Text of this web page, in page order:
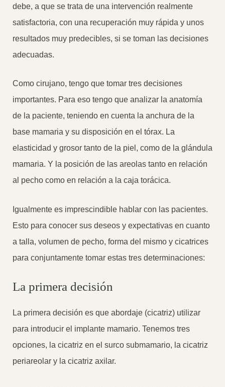
debe, a que se trata de una intervención realmente
satisfactoria, con una recuperación muy rápida y unos
resultados muy predecibles, si se toman las decisiones
adecuadas.
Como cirujano, tengo que tomar tres decisiones
importantes. Para eso tengo que analizar la anatomía
de la paciente, teniendo en cuenta la anchura de la
base mamaria y su disposición en el tórax. La
elasticidad y grosor tanto de la piel, como de la glándula
mamaria. Y la posición de las areolas tanto en relación
al pecho como en relación a la caja torácica.
Igualmente es imprescindible hablar con las pacientes.
Esto para conocer sus deseos y expectativas en cuanto
a talla, volumen de pecho, forma del mismo y cicatrices
para conjuntamente tomar estas tres determinaciones:
La primera decisión
La primera decisión es que abordaje (cicatriz) utilizar
para introducir el implante mamario. Tenemos tres
opciones, la cicatriz en el surco submamario, la cicatriz
periareolar y la cicatriz axilar.